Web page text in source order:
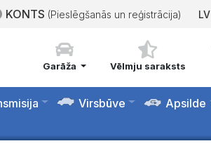
KONTS (Pieslēgšanās un reģistrācija) LV
Garāža Vēlmju saraksts
Virsbūve Apsilde